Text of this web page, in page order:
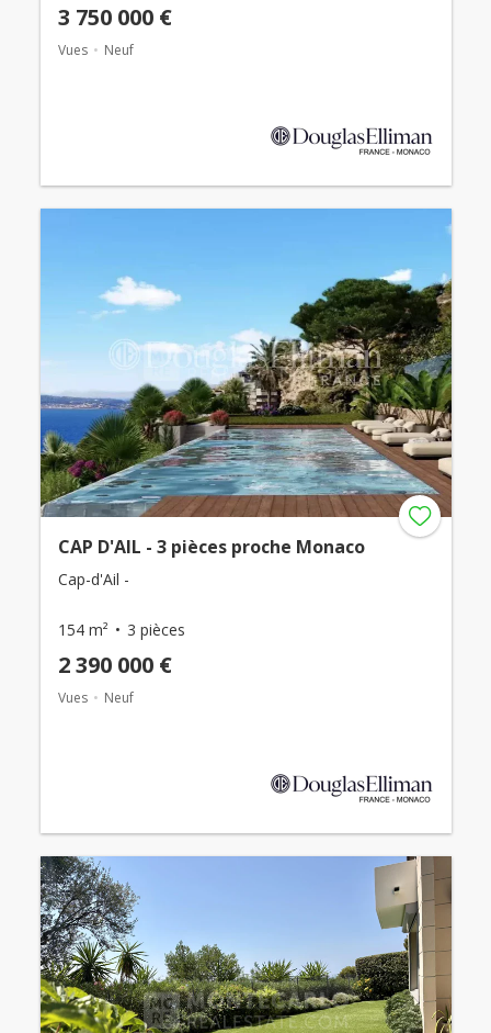
3 750 000 €
Vues Neuf
CAP D'AIL - 3 pièces proche Monaco
Cap-d'Ail -
154 m² 3 pièces
2 390 000 €
Vues Neuf